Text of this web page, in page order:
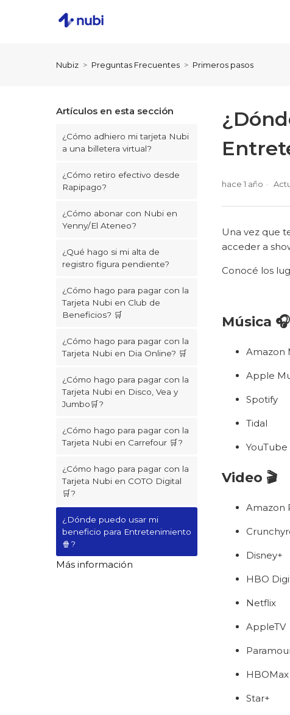
Nubiz Preguntas Frecuentes Primeros pasos
Artículos en esta sección
¿Cómo adhiero mi tarjeta Nubi
a una billetera virtual?
¿Cómo retiro efectivo desde
Rapipago?
¿Cómo abonar con Nubi en
Yenny/El Ateneo?
¿Qué hago si mi alta de
registro figura pendiente?
¿Cómo hago para pagar con la
Tarjeta Nubi en Club de
Beneficios? 🛒
¿Cómo hago para pagar con la
Tarjeta Nubi en Dia Online? 🛒
¿Cómo hago para pagar con la
Tarjeta Nubi en Disco, Vea y
Jumbo🛒?
¿Cómo hago para pagar con la
Tarjeta Nubi en Carrefour 🛒?
¿Cómo hago para pagar con la
Tarjeta Nubi en COTO Digital
🛒?
¿Dónde puedo usar mi
beneficio para Entretenimiento
🍿?
Más información
hace 1 año
Una vez que
acceder a
Conocé los
Música 🎧
Amazon
Apple
Spotify
Tidal
YouTube
Video 🎬
Amazon
Disney+
HBO
Netflix
AppleTV
HBOMax
Star+